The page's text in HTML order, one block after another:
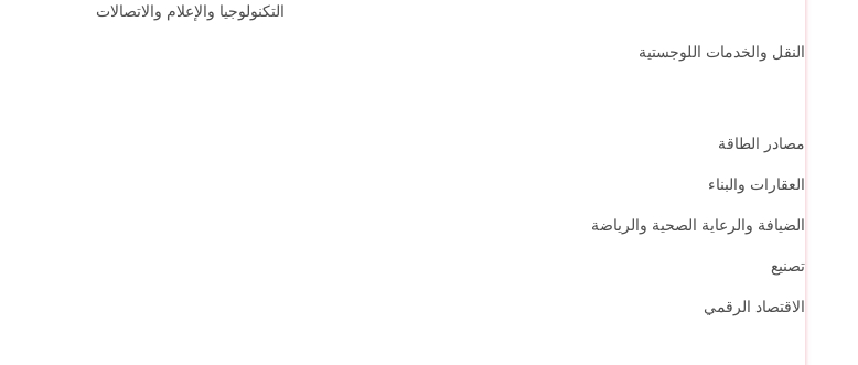
التكنولوجيا والإعلام والاتصالات
النقل والخدمات اللوجستية
مصادر الطاقة
العقارات والبناء
الضيافة والرعاية الصحية والرياضة
تصنيع
الاقتصاد الرقمي